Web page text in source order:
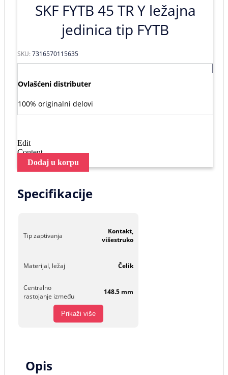
SKF FYTB 45 TR Y ležajna
jedinica tip FYTB
SKU:7316570115635
Ovlašćeni distributer
100% originalni delovi
Edit
Content
Dodaj u korpu
Specifikacije
Tip zaptivanja
Kontakt,
višestruko
Materijal, ležaj Čelik
Centralno
rastojanje između
148.5 mm
Prikaži više
Opis